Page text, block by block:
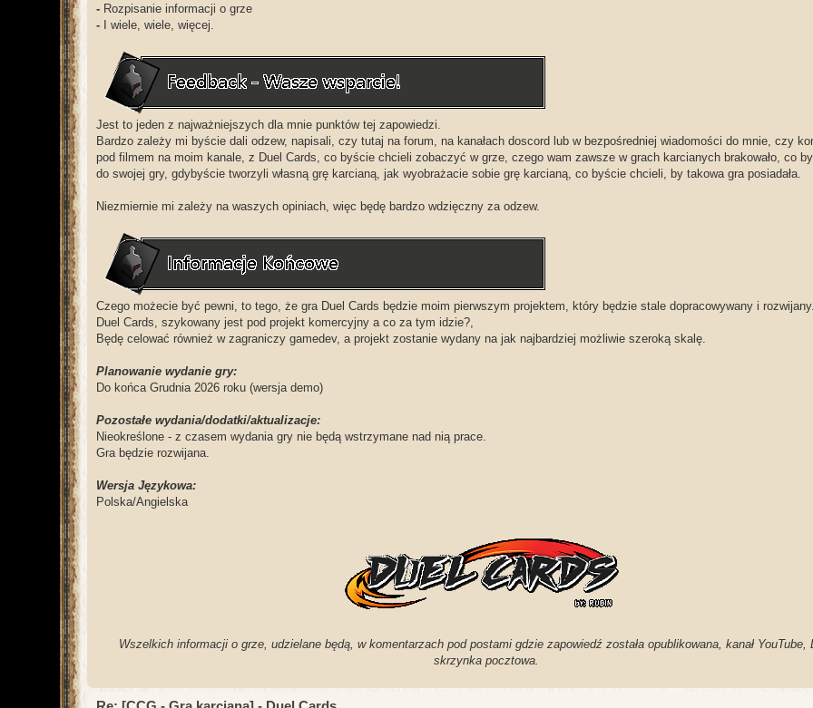
- Rozpisanie informacji o grze
- I wiele, wiele, więcej.
Jest to jeden z najważniejszych dla mnie punktów tej zapowiedzi.
Bardzo zależy mi byście dali odzew, napisali, czy tutaj na forum, na kanałach doscord lub w bezpośredniej wiadomości do mnie, czy
pod filmem na moim kanale, z Duel Cards, co byście chcieli zobaczyć w grze, czego wam zawsze w grach karcianych brakowało, co
do swojej gry, gdybyście tworzyli własną grę karcianą, jak wyobrażacie sobie grę karcianą, co byście chcieli, by takowa gra posiadała.
Niezmiernie mi zależy na waszych opiniach, więc będę bardzo wdzięczny za odzew.
Czego możecie być pewni, to tego, że gra Duel Cards będzie moim pierwszym projektem, który będzie stale dopracowywany i
Duel Cards, szykowany jest pod projekt komercyjny a co za tym idzie?,
Będę celować również w zagraniczy gamedev, a projekt zostanie wydany na jak najbardziej możliwie szeroką skalę.
Planowanie wydanie gry:
Do końca Grudnia 2026 roku (wersja demo)
Pozostałe wydania/dodatki/aktualizacje:
Nieokreślone - z czasem wydania gry nie będą wstrzymane nad nią prace.
Gra będzie rozwijana.
Wersja Językowa:
Polska/Angielska
Wszelkich informacji o grze, udzielane będą, w komentarzach pod postami gdzie zapowiedź została opublikowana, kanał YouTube,
skrzynka pocztowa.